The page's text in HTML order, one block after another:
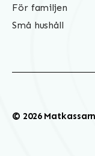
För familjen
Små hushåll
© 2026